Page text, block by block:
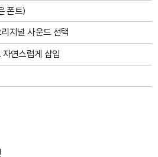
폰트)
지널 사운드 선택
연스럽게 삽입